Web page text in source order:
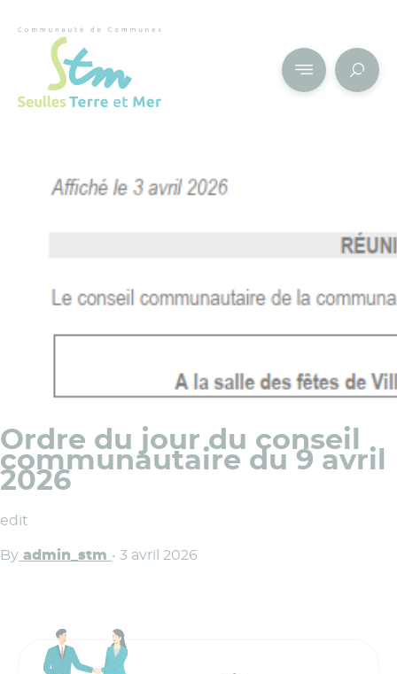
Ordre du jour du conseil
communautaire du 9 avril
2026
edit
By admin_stm • 3 avril 2026